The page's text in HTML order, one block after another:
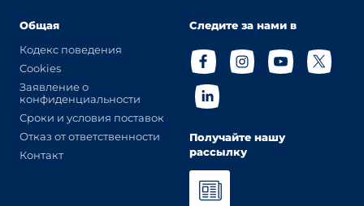
Общая
Кодекс поведения
Cookies
Заявление о
конфиденциальности
Сроки и условия поставок
Отказ от ответственности
Контакт
Следите за нами в
Получайте нашу
рассылку